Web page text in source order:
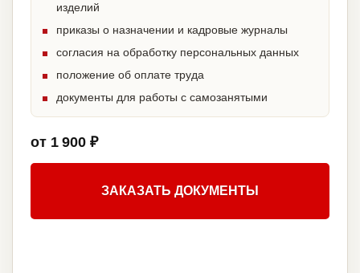
изделий
приказы о назначении и кадровые журналы
согласия на обработку персональных данных
положение об оплате труда
документы для работы с самозанятыми
от 1 900 ₽
ЗАКАЗАТЬ ДОКУМЕНТЫ